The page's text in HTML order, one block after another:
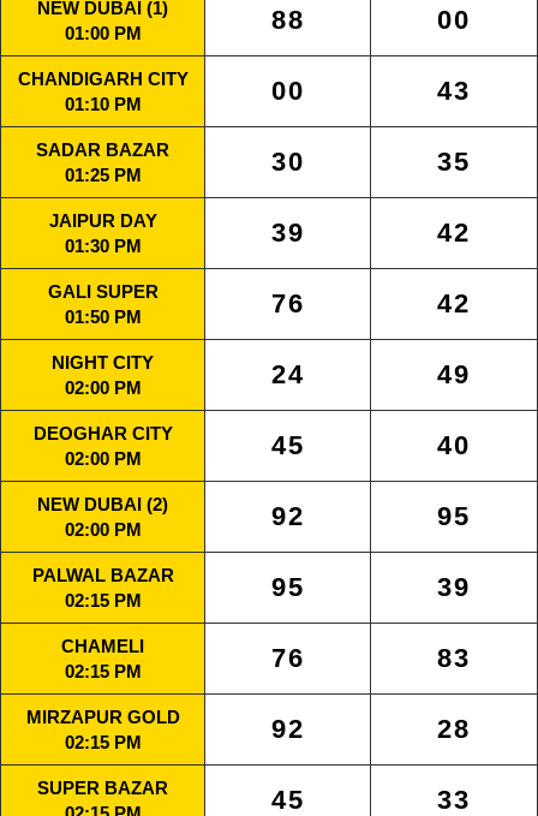
NEW DUBAI (1)
01:00 PM
88 00
CHANDIGARH CITY
01:10 PM
00 43
SADAR BAZAR
01:25 PM
30 35
JAIPUR DAY
01:30 PM
39 42
GALI SUPER
01:50 PM
76 42
NIGHT CITY
02:00 PM
24 49
DEOGHAR CITY
02:00 PM
45 40
NEW DUBAI (2)
02:00 PM
92 95
PALWAL BAZAR
02:15 PM
95 39
CHAMELI
02:15 PM
76 83
MIRZAPUR GOLD
02:15 PM
92 28
SUPER BAZAR
45 33